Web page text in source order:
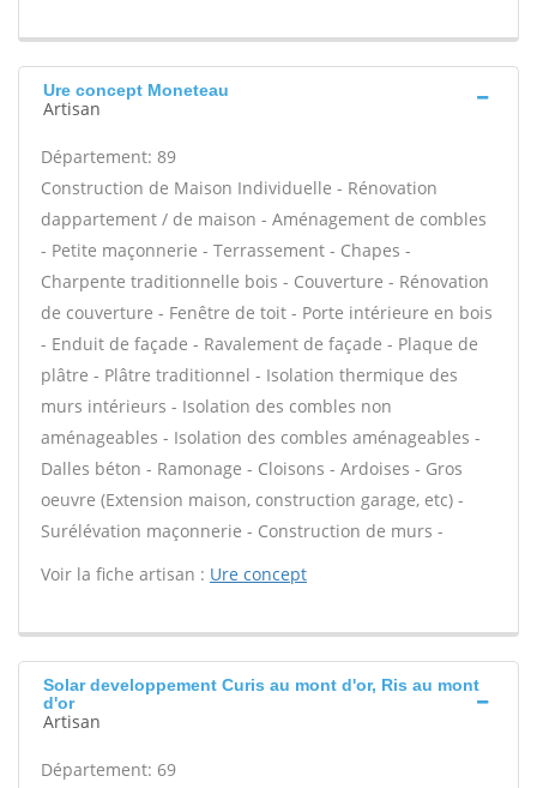
Ure concept Moneteau
Artisan
Département: 89
Construction de Maison Individuelle - Rénovation
dappartement / de maison - Aménagement de combles
- Petite maçonnerie - Terrassement - Chapes -
Charpente traditionnelle bois - Couverture - Rénovation
de couverture - Fenêtre de toit - Porte intérieure en bois
- Enduit de façade - Ravalement de façade - Plaque de
plâtre - Plâtre traditionnel - Isolation thermique des
murs intérieurs - Isolation des combles non
aménageables - Isolation des combles aménageables -
Dalles béton - Ramonage - Cloisons - Ardoises - Gros
oeuvre (Extension maison, construction garage, etc) -
Surélévation maçonnerie - Construction de murs -
Voir la fiche artisan : Ure concept
Solar developpement Curis au mont d'or, Ris au mont
d'or
Artisan
Département: 69